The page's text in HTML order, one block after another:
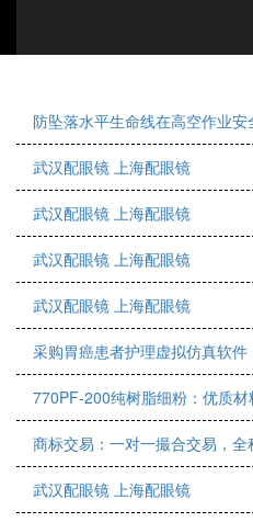
防坠落水平生命线在高空作业
武汉配眼镜 上海配眼镜
武汉配眼镜 上海配眼镜
武汉配眼镜 上海配眼镜
武汉配眼镜 上海配眼镜
采购胃癌患者护理虚拟仿真软
770PF-200纯树脂细粉：优质
商标交易：一对一撮合交易，全
武汉配眼镜 上海配眼镜